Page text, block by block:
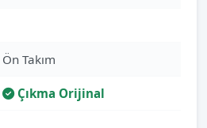
Ön Takım
Çıkma Orijinal